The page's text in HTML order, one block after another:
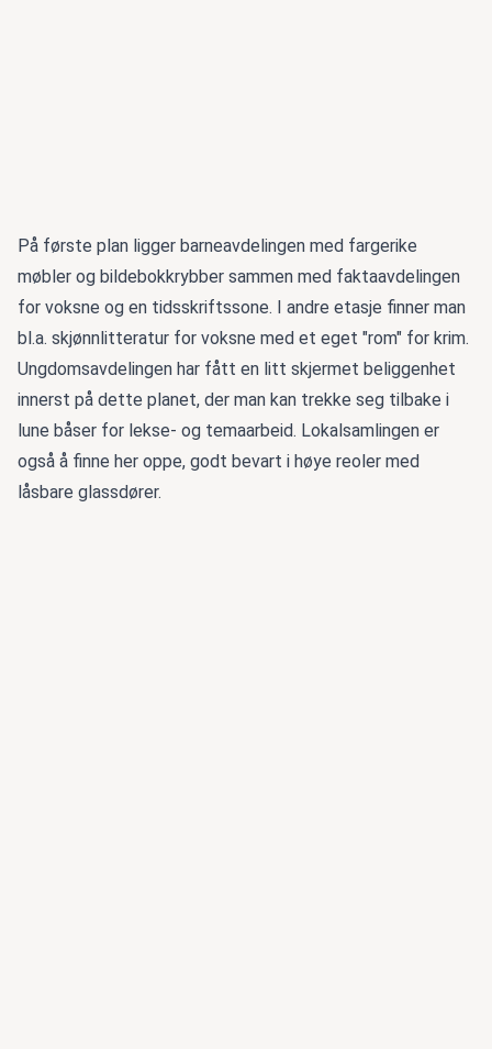
På første plan ligger barneavdelingen med fargerike
møbler og bildebokkrybber sammen med faktaavdelingen
for voksne og en tidsskriftssone. I andre etasje finner man
bl.a. skjønnlitteratur for voksne med et eget "rom" for krim.
Ungdomsavdelingen har fått en litt skjermet beliggenhet
innerst på dette planet, der man kan trekke seg tilbake i
lune båser for lekse- og temaarbeid. Lokalsamlingen er
også å finne her oppe, godt bevart i høye reoler med
låsbare glassdører.